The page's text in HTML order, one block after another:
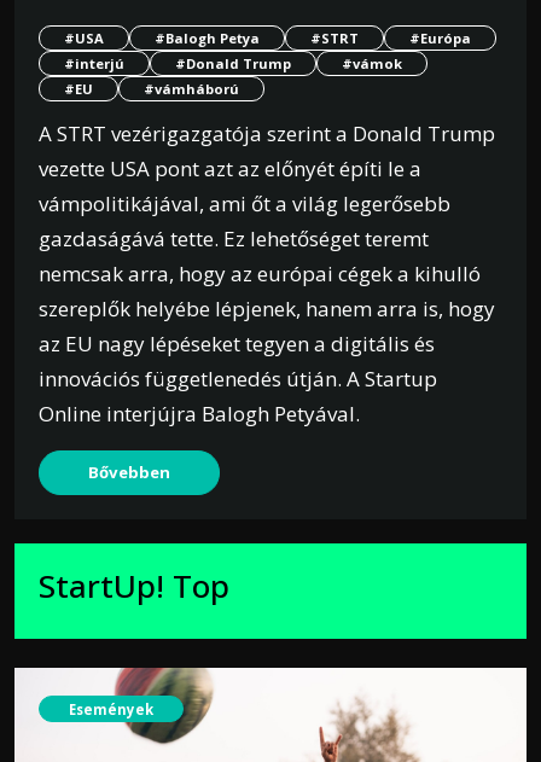
#USA #Balogh Petya #STRT
#Európa
#interjú
#Donald Trump
#vámok
#EU
#vámháború
A STRT vezérigazgatója szerint a Donald Trump
vezette USA pont azt az előnyét építi le a
vámpolitikájával, ami őt a világ legerősebb
gazdaságává tette. Ez lehetőséget teremt
nemcsak arra, hogy az európai cégek a kihulló
szereplők helyébe lépjenek, hanem arra is, hogy
az EU nagy lépéseket tegyen a digitális és
innovációs függetlenedés útján. A Startup
Online interjújra Balogh Petyával.
Bővebben
StartUp! Top
Események